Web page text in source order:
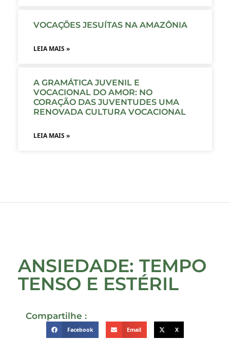
VOCAÇÕES JESUÍTAS NA AMAZÔNIA
LEIA MAIS »
A GRAMÁTICA JUVENIL E
VOCACIONAL DO AMOR: NO
CORAÇÃO DAS JUVENTUDES UMA
RENOVADA CULTURA VOCACIONAL
LEIA MAIS »
ANSIEDADE: TEMPO
TENSO E ESTÉRIL
Compartilhe :
Facebook Email X